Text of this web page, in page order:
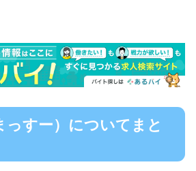
っすー）についてまと